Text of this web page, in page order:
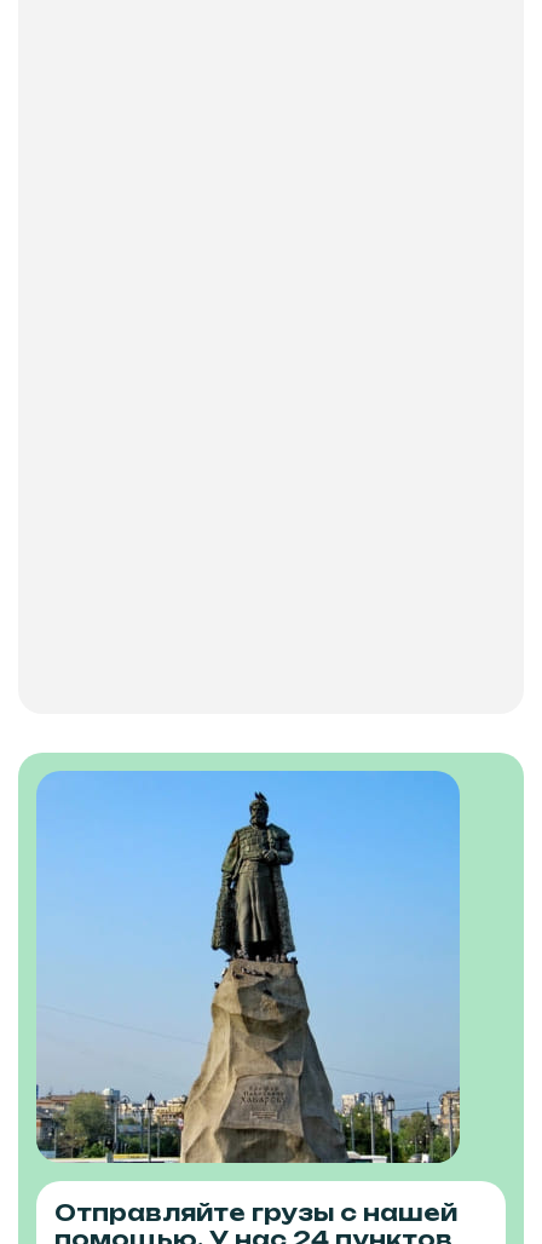
Отправляйте грузы с нашей